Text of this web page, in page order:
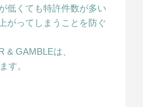
低くても特許件数が多い
がってしまうことを防ぐ
& GAMBLEは、
す。